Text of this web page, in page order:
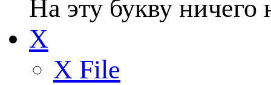
На эту букву ничего
X
X File